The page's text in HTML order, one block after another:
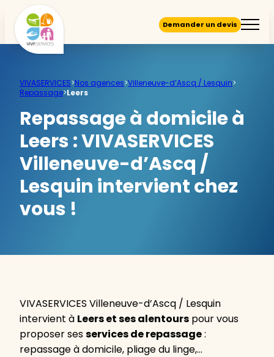
Demander un devis
VIVASERVICES>Nos agences>Villeneuve-d’Ascq / Lesquin>
Repassage>Leers
Repassage à domicile à
Leers :VIVASERVICES
Villeneuve-d’Ascq /
Lesquin intervient chez
vous !
VIVASERVICES Villeneuve-d’Ascq / Lesquin
intervient à Leers et ses alentours pour vous
proposer sesservices de repassage:
repassage à domicile, pliage du linge,…